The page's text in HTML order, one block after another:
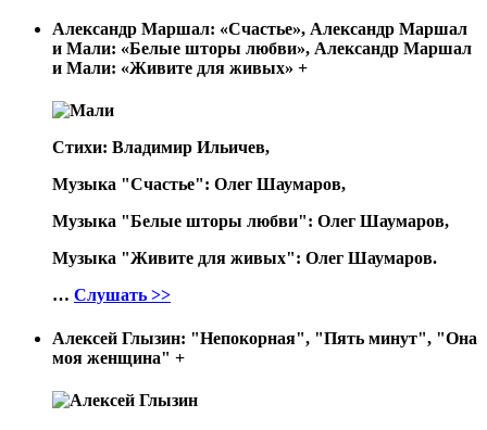
Александр Маршал: «Счастье», Александр Маршал
и Мали: «Белые шторы любви», Александр Маршал
и Мали: «Живите для живых» +
Стихи: Владимир Ильичев,
Музыка "Счастье": Олег Шаумаров,
Музыка "Белые шторы любви": Олег Шаумаров,
Музыка "Живите для живых": Олег Шаумаров.
… Слушать >>
Алексей Глызин: "Непокорная", "Пять минут", "Она
моя женщина" +